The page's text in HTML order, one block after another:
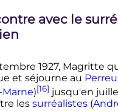
avec le
1927, Magritte
et séjourne au
Marne)[16] jusqu'en
les surréalistes(